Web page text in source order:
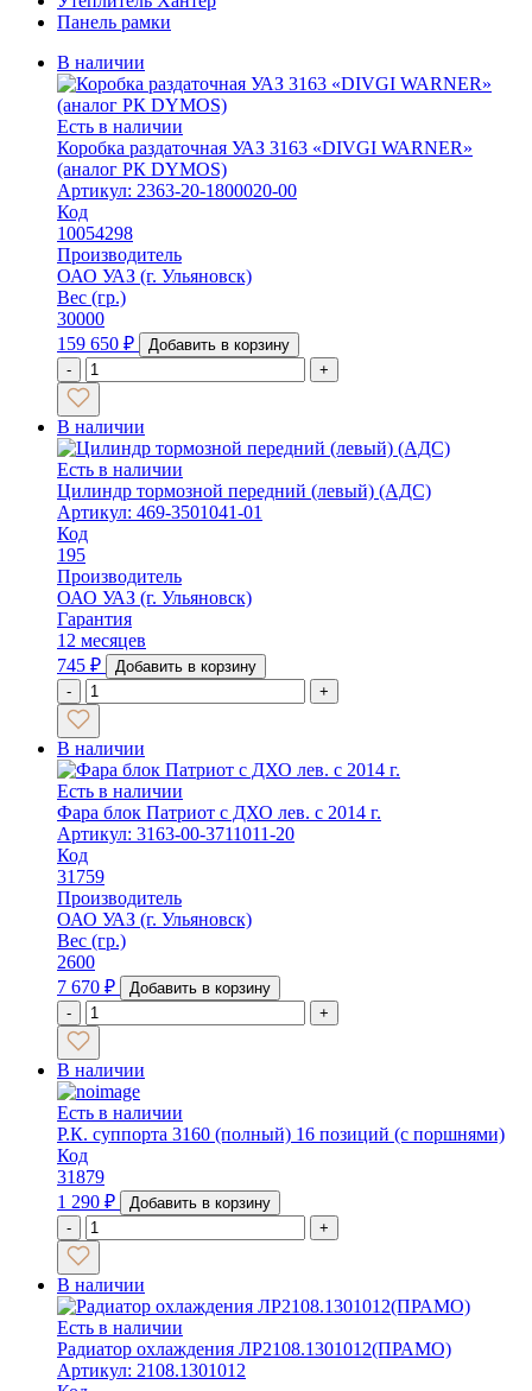
Панель рамки
В наличии
Есть в наличии
Коробка раздаточная УАЗ 3163 «DIVGI WARNER»
(аналог РК DYMOS)
Артикул: 2363-20-1800020-00
Код
10054298
Производитель
ОАО УАЗ (г. Ульяновск)
Вес (гр.)
30000
159 650 ₽
Добавить в корзину
-
+
В наличии
Есть в наличии
Цилиндр тормозной передний (левый) (АДС)
Артикул: 469-3501041-01
Код
195
Производитель
ОАО УАЗ (г. Ульяновск)
Гарантия
12 месяцев
745 ₽
Добавить в корзину
-
+
В наличии
Есть в наличии
Фара блок Патриот с ДХО лев. с 2014 г.
Артикул: 3163-00-3711011-20
Код
31759
Производитель
ОАО УАЗ (г. Ульяновск)
Вес (гр.)
2600
7 670 ₽
Добавить в корзину
-
+
В наличии
Есть в наличии
Р.К. суппорта 3160 (полный) 16 позиций (с поршнями)
Код
31879
1 290 ₽
Добавить в корзину
-
+
В наличии
Есть в наличии
Радиатор охлаждения ЛР2108.1301012(ПРАМО)
Артикул: 2108.1301012